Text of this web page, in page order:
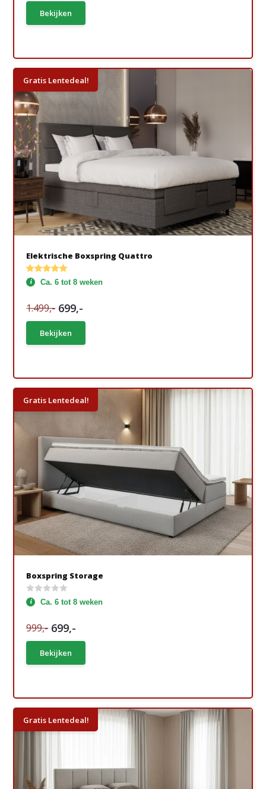
Bekijken
Gratis Lentedeal!
Elektrische Boxspring Quattro
Ca. 6 tot 8 weken
1.499,- 699,-
Bekijken
Gratis Lentedeal!
Boxspring Storage
Ca. 6 tot 8 weken
999,- 699,-
Bekijken
Gratis Lentedeal!